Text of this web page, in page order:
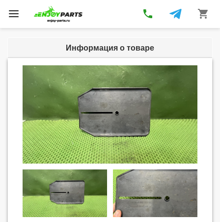
Toggle
navigation
phone shopping_cart
Информация о товаре